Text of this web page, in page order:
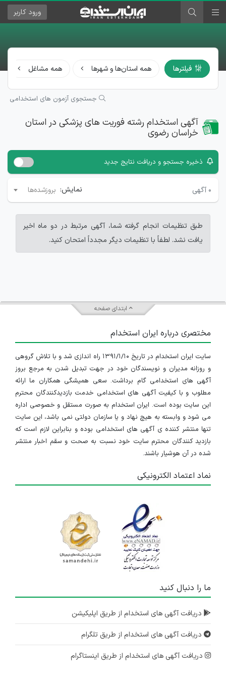
ورود کاربر
فیلترها همه استان‌ها و شهرها همه مشاغل
جستجوی آزمون های استخدامی
آگهی استخدام رشته فوریت های پزشکی در استان
خراسان رضوی
ذخیره جستجو و دریافت نتایج جدید
۰ آگهی نمایش: بروزشده‌ها
طبق تنظیمات انجام گرفته شما، آگهی مرتبط در دو ماه اخیر
یافت نشد. لطفاً با تنظیمات دیگر مجدداً امتحان کنید.
ابتدای صفحه
مختصری درباره ایران استخدام
سایت ایران استخدام در تاریخ ۱۳۹۱/۱/۱۰ راه اندازی شد و با تلاش گروهی
و روزانه مدیران و نویسندگان خود در جهت تبدیل شدن به مرجع بروز
آگهی های استخدامی گام برداشت. سعی همیشگی همکاران ما ارائه
مطلوب و با کیفیت آگهی های استخدامی خدمت بازدیدکنندگان محترم
این سایت بوده است. ایران استخدام به صورت مستقل و خصوصی اداره
می شود و وابسته به هیچ نهاد و یا سازمان دولتی نمی باشد، این سایت
تنها منتشر کننده ی آگهی های استخدامی بوده و بنابراین لازم است که
بازدید کنندگان محترم سایت خود نسبت به صحت و سقم اخبار منتشر
شده در آن هوشیار باشند.
نماد اعتماد الکترونیکی
ما را دنبال کنید
دریافت آگهی های استخدام از طریق اپلیکیشن
دریافت آگهی های استخدام از طریق تلگرام
دریافت آگهی های استخدام از طریق اینستاگرام